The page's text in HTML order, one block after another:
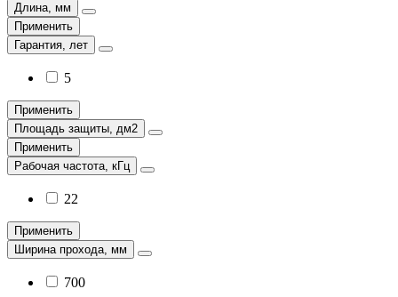
Длина, мм
Применить
Гарантия, лет
5
Применить
Площадь защиты, дм2
Применить
Рабочая частота, кГц
22
Применить
Ширина прохода, мм
700